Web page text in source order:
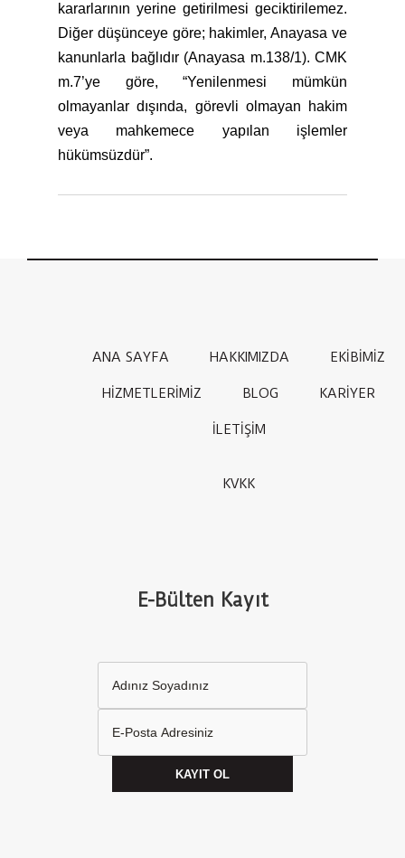
kararlarının yerine getirilmesi geciktirilemez.
Diğer düşünceye göre; hakimler, Anayasa ve
kanunlarla bağlıdır (Anayasa m.138/1). CMK
m.7’ye göre, “Yenilenmesi mümkün
olmayanlar dışında, görevli olmayan hakim
veya mahkemece yapılan işlemler
hükümsüzdür”.
ANA SAYFA HAKKIMIZDA EKİBİMİZ
HİZMETLERİMİZ BLOG KARİYER
İLETİŞİM
KVKK
E-Bülten Kayıt
KAYIT OL